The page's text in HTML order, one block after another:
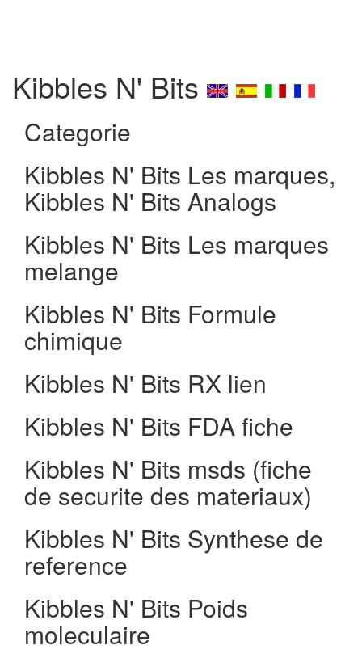
Kibbles N' Bits
Categorie
Kibbles N' Bits Les marques,
Kibbles N' Bits Analogs
Kibbles N' Bits Les marques
melange
Kibbles N' Bits Formule
chimique
Kibbles N' Bits RX lien
Kibbles N' Bits FDA fiche
Kibbles N' Bits msds (fiche
de securite des materiaux)
Kibbles N' Bits Synthese de
reference
Kibbles N' Bits Poids
moleculaire